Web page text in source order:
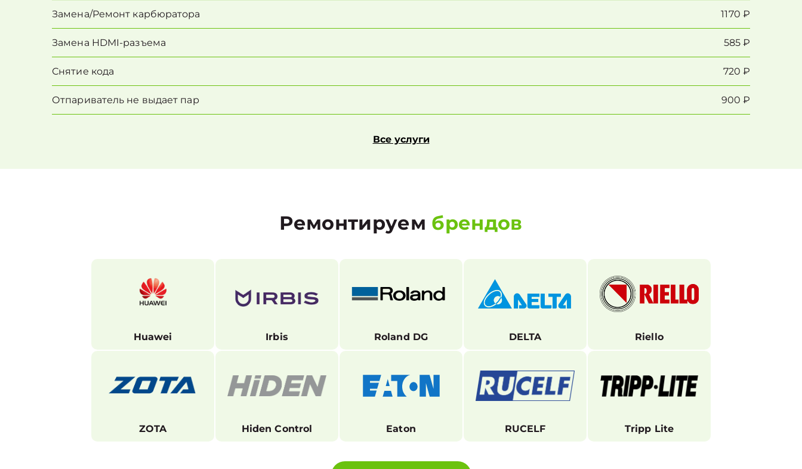
Замена/Pемонт карбюратора 1170 ₽
Замена HDMI-разъема 585 ₽
Снятие кода 720 ₽
Отпариватель не выдает пар 900 ₽
Все услуги
Ремонтируем брендов
Huawei Irbis Roland DG DELTA Riello
ZOTA Hiden Control Eaton RUCELF Tripp Lite